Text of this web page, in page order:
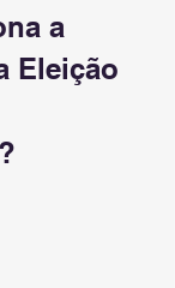
a
Eleição